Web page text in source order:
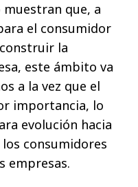
que, a
el consumidor
la
este ámbito va
a la vez que el
importancia, lo
evolución hacia
consumidores
empresas.